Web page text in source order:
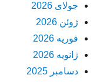
جولای 2026
ژوئن 2026
فوریه 2026
ژانویه 2026
دسامبر 2025